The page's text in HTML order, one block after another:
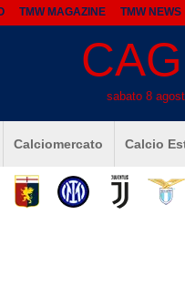
TMW MAGAZINE TMW NEWS
sabato 8
Calciomercato Calcio